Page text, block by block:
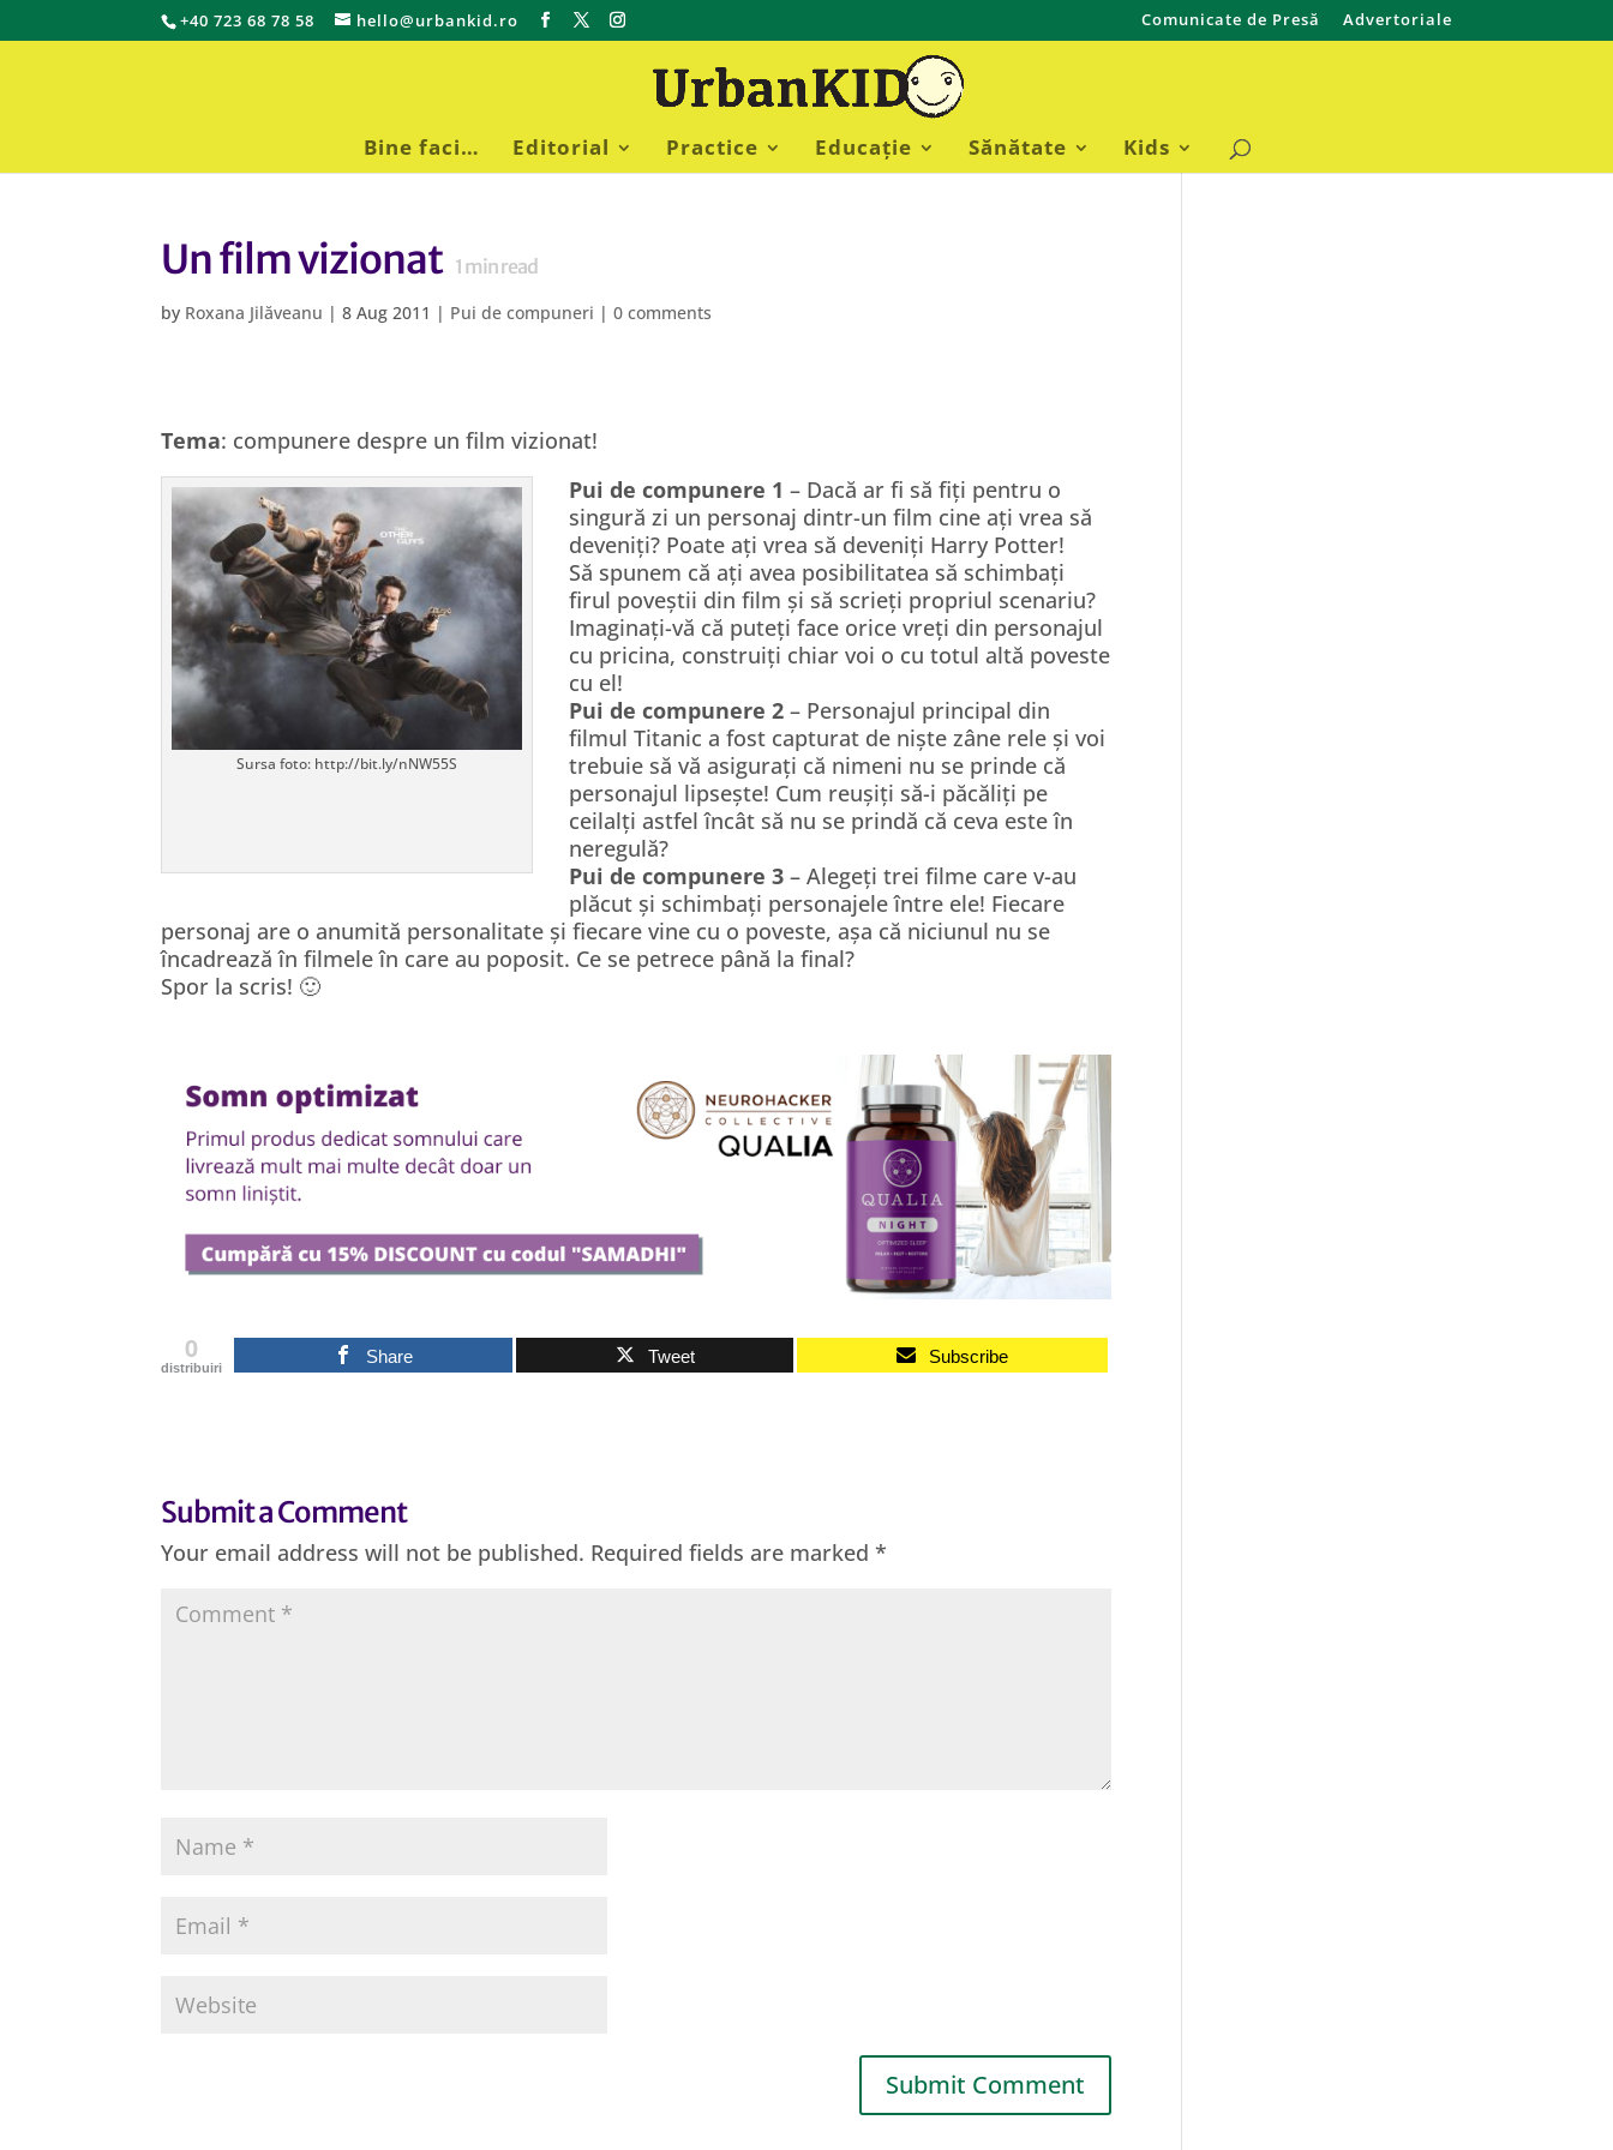
+40 723 68 78 58 hello@urbankid.ro Comunicate de Presă Advertoriale
Bine faci… Editorial Practice Educație Sănătate Kids
Un film vizionat 1 min read
by Roxana Jilăveanu |8 Aug 2011 | Pui de compuneri |0 comments
Tema: compunere despre un film vizionat!
Sursa foto: http://bit.ly/nNW55S
Pui de compunere 1 – Dacă ar fi să fiți pentru o
singură zi un personaj dintr-un film cine ați vrea să
deveniți? Poate ați vrea să deveniți Harry Potter!
Să spunem că ați avea posibilitatea să schimbați
firul poveștii din film și să scrieți propriul scenariu?
Imaginați-vă că puteți face orice vreți din personajul
cu pricina, construiți chiar voi o cu totul altă poveste
cu el!
Pui de compunere 2 – Personajul principal din
filmul Titanic a fost capturat de niște zâne rele și voi
trebuie să vă asigurați că nimeni nu se prinde că
personajul lipsește! Cum reușiți să-i păcăliți pe
ceilalți astfel încât să nu se prindă că ceva este în
neregulă?
Pui de compunere 3 – Alegeți trei filme care v-au
plăcut și schimbați personajele între ele! Fiecare
personaj are o anumită personalitate și fiecare vine cu o poveste, așa că niciunul nu se
încadrează în filmele în care au poposit. Ce se petrece până la final?
Spor la scris! 🙂
0
distribuiri
Share Tweet Subscribe
Submit a Comment
Your email address will not be published. Required fields are marked*